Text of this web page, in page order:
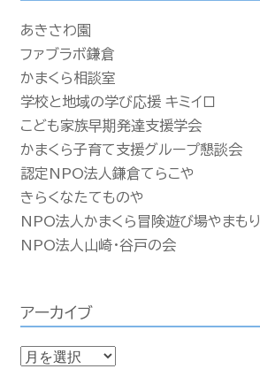
あきさわ園
ファブラボ鎌倉
かまくら相談室
学校と地域の学び応援 キミイロ
こども家族早期発達支援学会
かまくら子育て支援グループ懇談会
認定NPO法人鎌倉てらこや
きらくなたてものや
NPO法人かまくら冒険遊び場やまもり
NPO法人山崎・谷戸の会
アーカイブ
ア